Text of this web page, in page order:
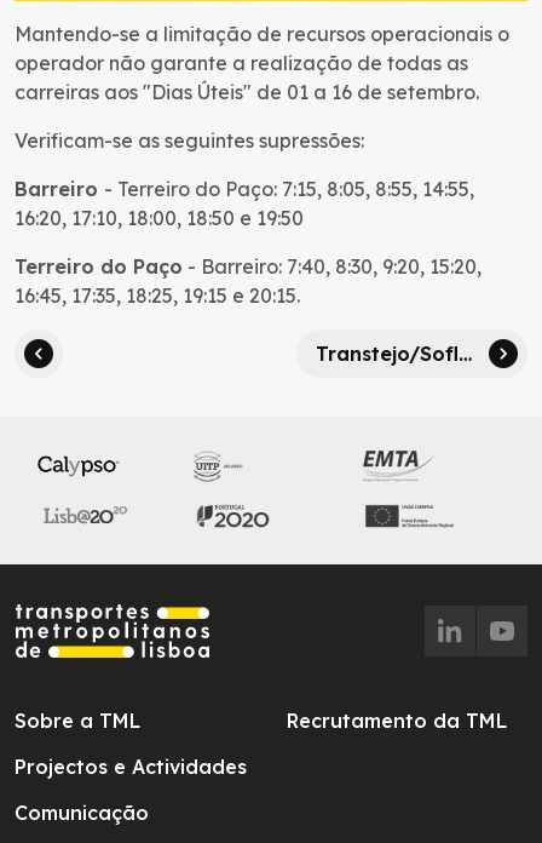
Mantendo-se a limitação de recursos operacionais o
operador não garante a realização de todas as
carreiras aos "Dias Úteis" de 01 a 16 de setembro.
Verificam-se as seguintes supressões:
Barreiro - Terreiro do Paço: 7:15, 8:05, 8:55, 14:55,
16:20, 17:10, 18:00, 18:50 e 19:50
Terreiro do Paço - Barreiro: 7:40, 8:30, 9:20, 15:20,
16:45, 17:35, 18:25, 19:15 e 20:15.
Transtejo/Soflusa – Serviço de transporte de veículos temporariamente suspenso
Sobre a TML
Projectos e Actividades
Comunicação
Recrutamento da TML